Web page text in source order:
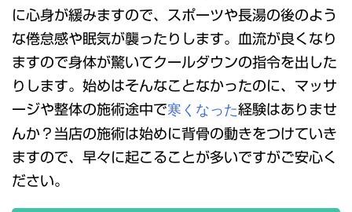
に心身が緩みますので、スポーツや長湯の後のよう
な倦怠感や眠気が襲ったりします。血流が良くなり
ますので身体が驚いてクールダウンの指令を出した
りします。始めはそんなことなかったのに、マッサ
ージや整体の施術途中で寒くなった経験はありませ
んか？当店の施術は始めに背骨の動きをつけていき
ますので、早々に起こることが多いですがご安心く
ださい。